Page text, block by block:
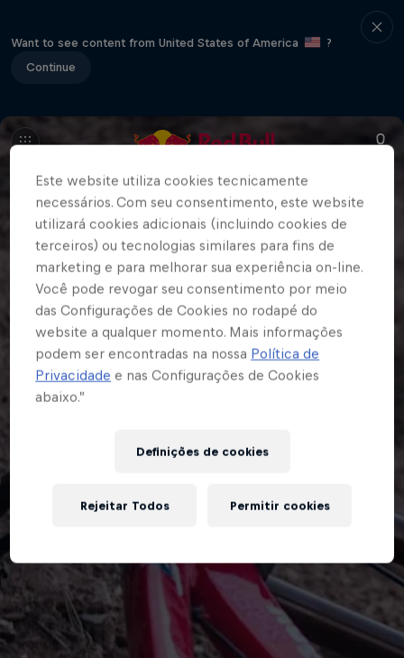
Want to see content from United States of America
?
Continue
Este website utiliza cookies tecnicamente
necessários. Com seu consentimento, este website
utilizará cookies adicionais (incluindo cookies de
terceiros) ou tecnologias similares para fins de
marketing e para melhorar sua experiência on-line.
Você pode revogar seu consentimento por meio
das Configurações de Cookies no rodapé do
website a qualquer momento. Mais informações
podem ser encontradas na nossa Política de
Privacidade e nas Configurações de Cookies
abaixo.”
Definições de cookies
Rejeitar Todos Permitir cookies